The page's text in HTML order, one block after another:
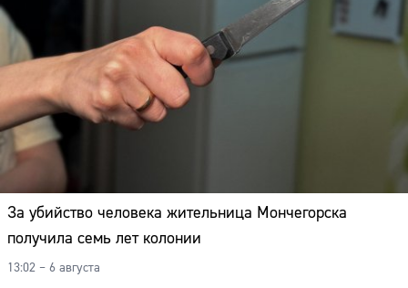
За убийство человека жительница Мончегорска
получила семь лет колонии
13:02 – 6 августа